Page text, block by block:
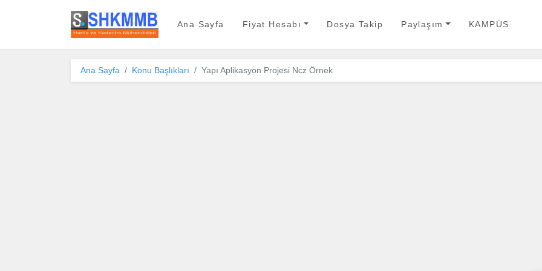
SHKMMB
Ana Sayfa Fiyat Hesabı Dosya Takip Paylaşım KAMPÜS
Ana Sayfa Konu Başlıkları Yapı Aplikasyon Projesi Ncz Örnek